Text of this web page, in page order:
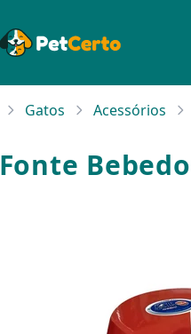
Gatos Acessórios
Fonte